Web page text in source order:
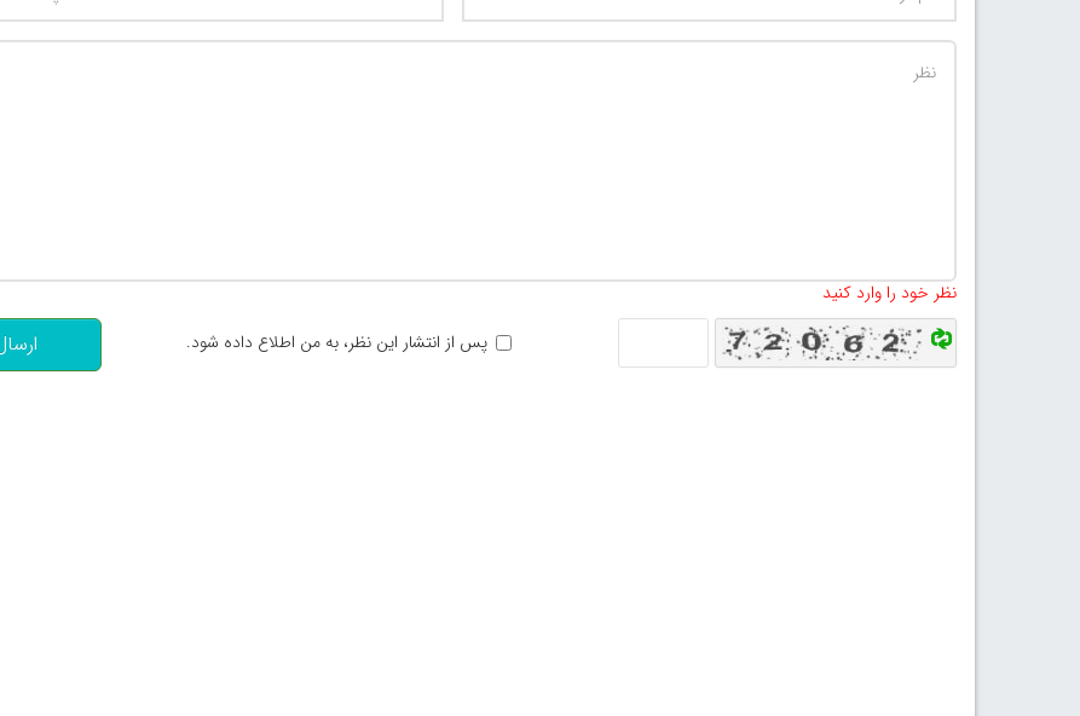
نظر خود را وارد کنید
پس از انتشار این نظر، به من اطلاع داده شود.